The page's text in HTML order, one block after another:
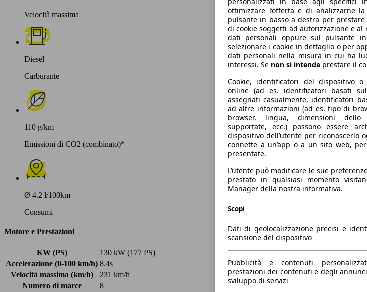
Velocità massima
Diesel
Carburante
110 g/km
Emissioni di CO2 (combinato)*
Ø 4.2 l/100km
Consumi
Motore e Prestazioni
KW (PS)
130 kW (177 PS)
Accelerazione (0-100 km/h) 8.4s
Velocità massima (km/h)
231 km/h
Numero di marce
8
ottimizzare l’offerta e di analizzarne
pulsante in basso a destra per prestare
di cookie soggetti ad autorizzazione e
dati personali oppure sul pulsante
selezionare i cookie in dettaglio o per
dati personali nella misura in cui ha
interessi. Se non si intende prestare il
Cookie, identificatori del dispositivo
online (ad es. identificatori basati
assegnati casualmente, identificatori
ad altre informazioni (ad es. tipo di
browser, lingua, dimensioni dello
supportate, ecc.) possono essere
dispositivo dell’utente per riconoscerlo
connette a un’app o a un sito web,
presentate.
L’utente può modificare le sue
prestato in qualsiasi momento
Manager della nostra informativa.
Scopi
Dati di geolocalizzazione precisi e
scansione del dispositivo
Pubblicità e contenuti
prestazioni dei contenuti e degli
sviluppo di servizi